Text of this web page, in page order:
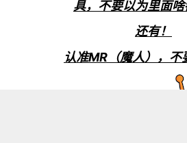
具，不要以为里面啥
还有！
认准MR（魔人），不